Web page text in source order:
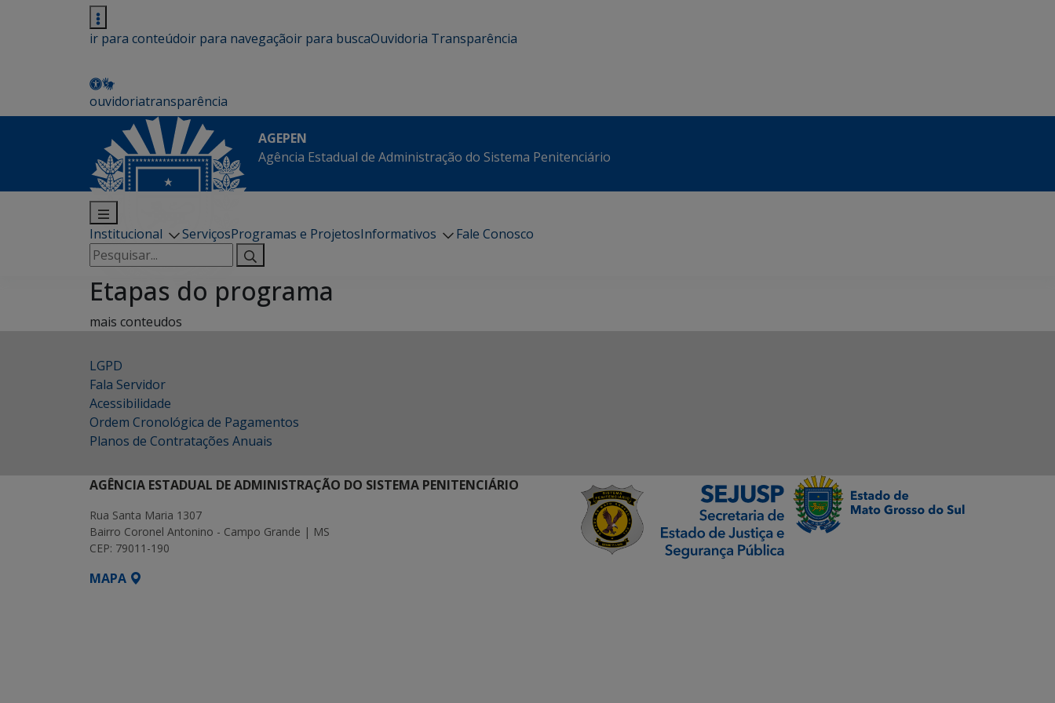
ir para conteúdoir para navegaçãoir para buscaOuvidoria Transparência
ouvidoriatransparência
AGEPEN
Agência Estadual de Administração do Sistema Penitenciário
Institucional ServiçosProgramas e ProjetosInformativos
Fale Conosco
Pesquisar
por:
Etapas do programa
mais conteudos
LGPD
Fala Servidor
Acessibilidade
Ordem Cronológica de Pagamentos
Planos de Contratações Anuais
AGÊNCIA ESTADUAL DE ADMINISTRAÇÃO DO SISTEMA PENITENCIÁRIO
Rua Santa Maria 1307
Bairro Coronel Antonino - Campo Grande | MS
CEP: 79011-190
MAPA